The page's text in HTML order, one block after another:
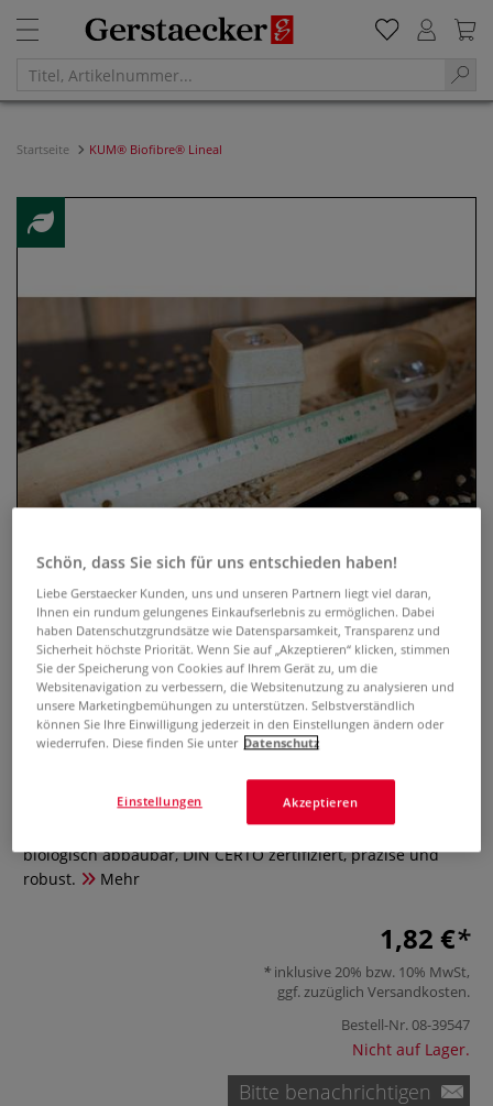
Startseite KUM® Biofibre® Lineal
KUM® Biofibre® Lineal
Nachhaltiges Lineal aus 97 % biobasiertem Kunststoff,
biologisch abbaubar, DIN CERTO zertifiziert, präzise und
robust.
Mehr
1,82 €
inklusive 20% bzw. 10% MwSt,
ggf. zuzüglich Versandkosten.
Bestell-Nr.08-39547
Nicht auf Lager.
Bitte benachrichtigen
Schön, dass Sie sich für uns entschieden haben!
Liebe Gerstaecker Kunden, uns und unseren Partnern liegt viel daran,
Ihnen ein rundum gelungenes Einkaufserlebnis zu ermöglichen. Dabei
haben Datenschutzgrundsätze wie Datensparsamkeit, Transparenz und
Sicherheit höchste Priorität. Wenn Sie auf „Akzeptieren“ klicken, stimmen
Sie der Speicherung von Cookies auf Ihrem Gerät zu, um die
Websitenavigation zu verbessern, die Websitenutzung zu analysieren und
unsere Marketingbemühungen zu unterstützen. Selbstverständlich
können Sie Ihre Einwilligung jederzeit in den Einstellungen ändern oder
wiederrufen. Diese finden Sie unter Datenschutz
Akzeptieren
Einstellungen